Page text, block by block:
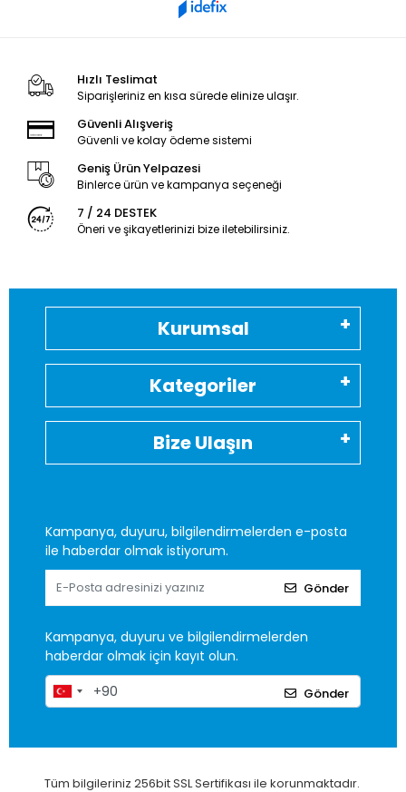
Hızlı Teslimat
Siparişleriniz en kısa sürede elinize ulaşır.
Güvenli Alışveriş
Güvenli ve kolay ödeme sistemi
Geniş Ürün Yelpazesi
Binlerce ürün ve kampanya seçeneği
7 / 24 DESTEK
Öneri ve şikayetlerinizi bize iletebilirsiniz.
Kurumsal
Kategoriler
Bize Ulaşın
Kampanya, duyuru, bilgilendirmelerden e-posta
ile haberdar olmak istiyorum.
Gönder
Kampanya, duyuru ve bilgilendirmelerden
haberdar olmak için kayıt olun.
Gönder
Tüm bilgileriniz 256bit SSL Sertifikası ile korunmaktadır.